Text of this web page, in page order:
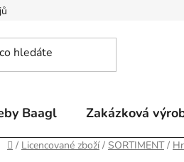
Baagl Zakázková
Domů
/ Licencované zboží / SORTIMENT /